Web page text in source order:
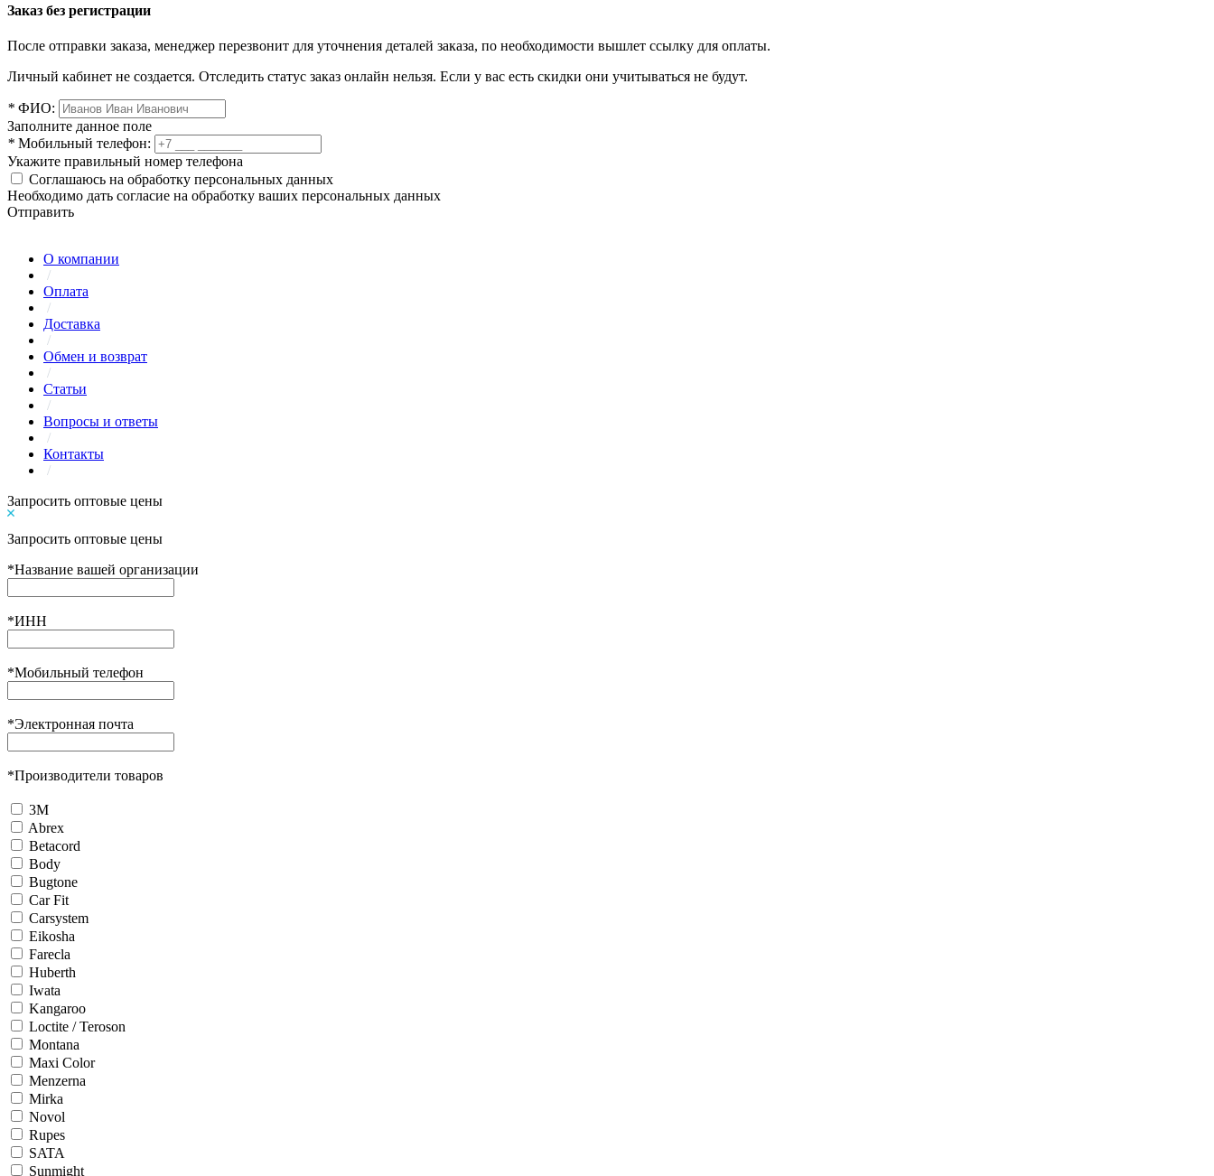
Заказ без регистрации
После отправки заказа, менеджер перезвонит для уточнения деталей заказа, по необходимости вышлет ссылку для оплаты.
Личный кабинет не создается. Отследить статус заказ онлайн нельзя. Если у вас есть скидки они учитываться не будут.
* ФИО:
Заполните данное поле
* Мобильный телефон:
Укажите правильный номер телефона
Соглашаюсь на обработку персональных данных
Необходимо дать согласие на обработку ваших персональных данных
Отправить
О компании
/
Оплата
/
Доставка
/
Обмен и возврат
/
Статьи
/
Вопросы и ответы
/
Контакты
/
Запросить оптовые цены
Запросить оптовые цены
*Название вашей организации
*ИНН
*Мобильный телефон
*Электронная почта
*Производители товаров
3М
Abrex
Betacord
Body
Bugtone
Car Fit
Carsystem
Eikosha
Farecla
Huberth
Iwata
Kangaroo
Loctite / Teroson
Montana
Maxi Color
Menzerna
Mirka
Novol
Rupes
SATA
Sunmight